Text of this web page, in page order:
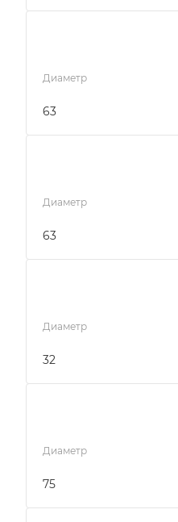
Диаметр
63
Диаметр
63
Диаметр
32
Диаметр
75